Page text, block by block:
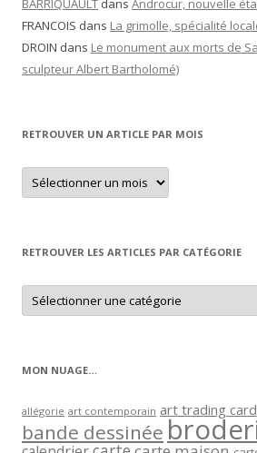
BARRIQUAULT dans Androcur, nouvelle
FRANCOIS dans La grimolle, spécialité
DROIN dans Le monument aux morts de
sculpteur Albert Bartholomé)
RETROUVER UN ARTICLE PAR MOIS
Retrouver
un
article
RETROUVER LES ARTICLES PAR CATÉGORIE
Retrouver
les
articles
MON NUAGE…
allégorie art contemporain art trading card
bande dessinée